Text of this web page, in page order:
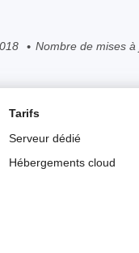
Nombre de mises à
Tarifs
Serveur dédié
Hébergements cloud